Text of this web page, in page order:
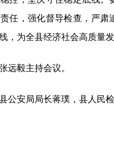
任，强化督导检查，严肃
，为全县经济社会高质量
远毅主持会议。
公安局局长蒋璞，县人民